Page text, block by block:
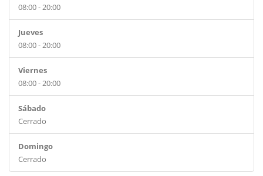
08:00 - 20:00
Jueves
08:00 - 20:00
Viernes
08:00 - 20:00
Sábado
Cerrado
Domingo
Cerrado